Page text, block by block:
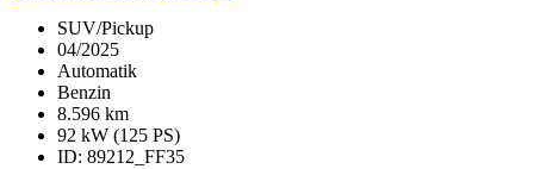
SUV/Pickup
04/2025
Automatik
Benzin
8.596 km
92 kW (125 PS)
ID: 89212_FF35